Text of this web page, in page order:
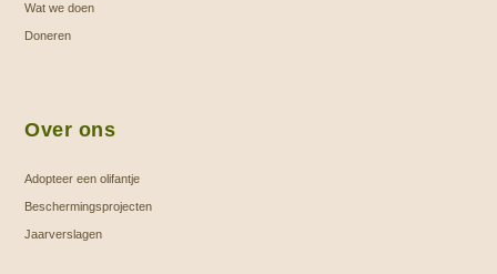
productpagina
Wat we doen
Doneren
Over ons
Adopteer een olifantje
Beschermingsprojecten
Jaarverslagen